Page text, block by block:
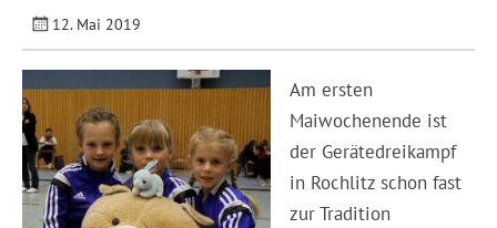
12. Mai 2019
Am ersten
Maiwochenende ist
der Gerätedreikampf
in Rochlitz schon fast
zur Tradition